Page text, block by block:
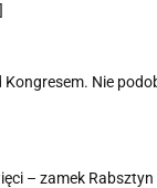
Nie
– zamek Rabsztyn